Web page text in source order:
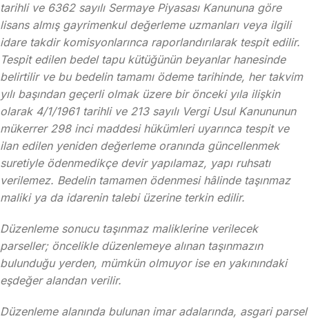
tarihli ve 6362 sayılı Sermaye Piyasası Kanununa göre
lisans almış gayrimenkul değerleme uzmanları veya ilgili
idare takdir komisyonlarınca raporlandırılarak tespit edilir.
Tespit edilen bedel tapu kütüğünün beyanlar hanesinde
belirtilir ve bu bedelin tamamı ödeme tarihinde, her takvim
yılı başından geçerli olmak üzere bir önceki yıla ilişkin
olarak 4/1/1961 tarihli ve 213 sayılı Vergi Usul Kanununun
mükerrer 298 inci maddesi hükümleri uyarınca tespit ve
ilan edilen yeniden değerleme oranında güncellenmek
suretiyle ödenmedikçe devir yapılamaz, yapı ruhsatı
verilemez. Bedelin tamamen ödenmesi hâlinde taşınmaz
maliki ya da idarenin talebi üzerine terkin edilir.
Düzenleme sonucu taşınmaz maliklerine verilecek
parseller; öncelikle düzenlemeye alınan taşınmazın
bulunduğu yerden, mümkün olmuyor ise en yakınındaki
eşdeğer alandan verilir.
Düzenleme alanında bulunan imar adalarında, asgari parsel